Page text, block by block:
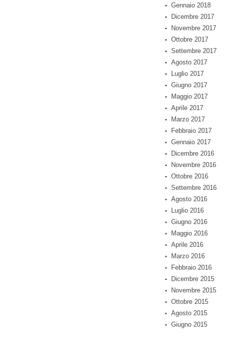
Gennaio 2018
Dicembre 2017
Novembre 2017
Ottobre 2017
Settembre 2017
Agosto 2017
Luglio 2017
Giugno 2017
Maggio 2017
Aprile 2017
Marzo 2017
Febbraio 2017
Gennaio 2017
Dicembre 2016
Novembre 2016
Ottobre 2016
Settembre 2016
Agosto 2016
Luglio 2016
Giugno 2016
Maggio 2016
Aprile 2016
Marzo 2016
Febbraio 2016
Dicembre 2015
Novembre 2015
Ottobre 2015
Agosto 2015
Giugno 2015